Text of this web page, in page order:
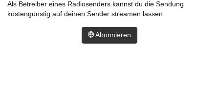
Als Betreiber eines Radiosenders kannst du die Sendung
kostengünstig auf deinen Sender streamen lassen.
Abonnieren